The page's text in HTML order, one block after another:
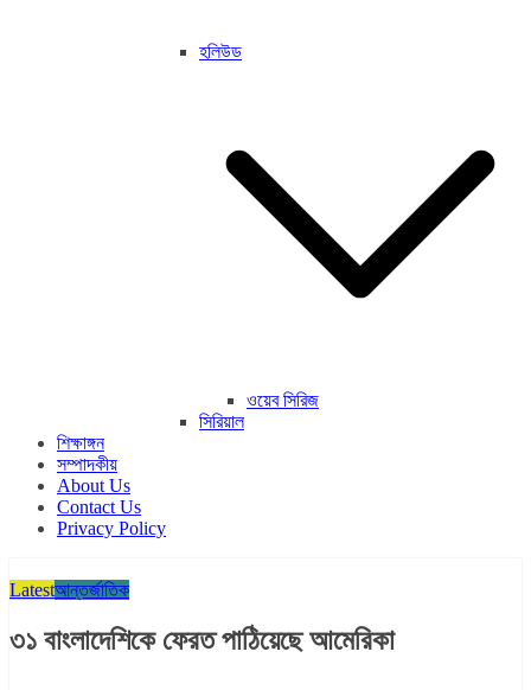
হলিউড
ওয়েব সিরিজ
সিরিয়াল
শিক্ষাঙ্গন
সম্পাদকীয়
About Us
Contact Us
Privacy Policy
Latestআন্তর্জাতিক
৩১ বাংলাদেশিকে ফেরত পাঠিয়েছে আমেরিকা